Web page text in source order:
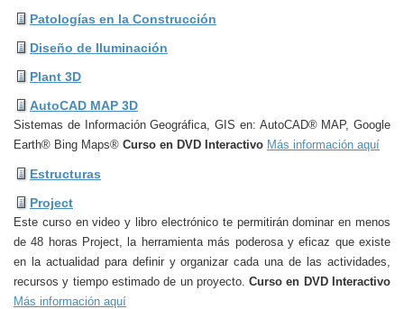
Patologías en la Construcción
Diseño de Iluminación
Plant 3D
AutoCAD MAP 3D
Sistemas de Información Geográfica, GIS en: AutoCAD® MAP, Google
Earth® Bing Maps® Curso en DVD Interactivo Más información aquí
Estructuras
Project
Este curso en video y libro electrónico te permitirán dominar en menos
de 48 horas Project, la herramienta más poderosa y eficaz que existe
en la actualidad para definir y organizar cada una de las actividades,
recursos y tiempo estimado de un proyecto.Curso en DVD Interactivo
Más información aquí